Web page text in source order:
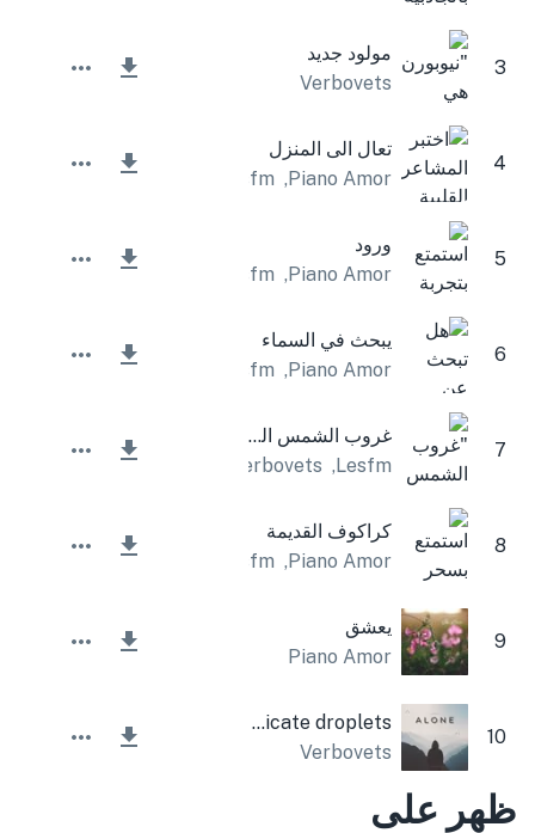
3
مولود جديد
Verbovets
4
تعال الى المنزل
Piano Amor
,
Lesfm
5
ورود
Piano Amor
,
Lesfm
6
يبحث في السماء
Piano Amor
,
Lesfm
7
غروب الشمس الهادئ
Lesfm
,
Verbovets
8
كراكوف القديمة
Piano Amor
,
Lesfm
9
يعشق
Piano Amor
10
Delicate droplets
Verbovets
ظهر على